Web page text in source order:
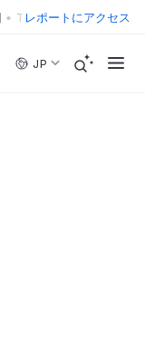
• The Forrester Wave™:
レポートにアクセス
JP